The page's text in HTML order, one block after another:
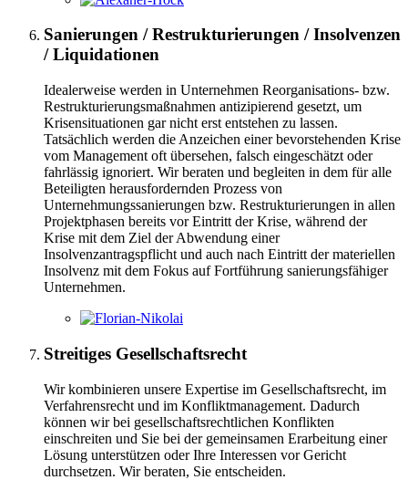
Sanierungen / Restrukturierungen / Insolvenzen
/ Liquidationen
Idealerweise werden in Unternehmen Reorganisations- bzw.
Restrukturierungsmaßnahmen antizipierend gesetzt, um
Krisensituationen gar nicht erst entstehen zu lassen.
Tatsächlich werden die Anzeichen einer bevorstehenden Krise
vom Management oft übersehen, falsch eingeschätzt oder
fahrlässig ignoriert. Wir beraten und begleiten in dem für alle
Beteiligten herausfordernden Prozess von
Unternehmungssanierungen bzw. Restrukturierungen in allen
Projektphasen bereits vor Eintritt der Krise, während der
Krise mit dem Ziel der Abwendung einer
Insolvenzantragspflicht und auch nach Eintritt der materiellen
Insolvenz mit dem Fokus auf Fortführung sanierungsfähiger
Unternehmen.
Streitiges Gesellschaftsrecht
Wir kombinieren unsere Expertise im Gesellschaftsrecht, im
Verfahrensrecht und im Konfliktmanagement. Dadurch
können wir bei gesellschaftsrechtlichen Konflikten
einschreiten und Sie bei der gemeinsamen Erarbeitung einer
Lösung unterstützen oder Ihre Interessen vor Gericht
durchsetzen. Wir beraten, Sie entscheiden.